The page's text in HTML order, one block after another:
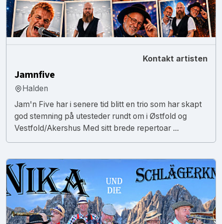
Kontakt artisten
Jamnfive
Halden
Jam'n Five har i senere tid blitt en trio som har skapt
god stemning på utesteder rundt om i Østfold og
Vestfold/Akershus Med sitt brede repertoar ...